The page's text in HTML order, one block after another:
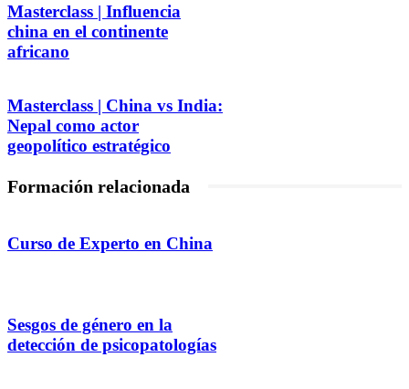
Masterclass | Influencia
china en el continente
africano
Masterclass | China vs India:
Nepal como actor
geopolítico estratégico
Formación relacionada
Curso de Experto en China
Sesgos de género en la
detección de psicopatologías